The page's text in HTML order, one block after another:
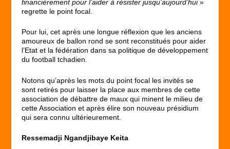
financièrement pour l’aider à résister jusqu’aujourd’hui»
regrette le point focal.
Pour lui, cet après une longue réflexion que les anciens
amoureux de ballon rond se sont reconstitués pour aider
l’Etat et la fédération dans sa politique de développement
du football tchadien.
Notons qu’après les mots du point focal les invités se
sont retirés pour laisser la place aux membres de cette
association de débattre de maux qui minent le milieu de
cette Association et après élire son nouveau présidium
qui sera connu ultérieurement.
Ressemadji Ngandjibaye Keita